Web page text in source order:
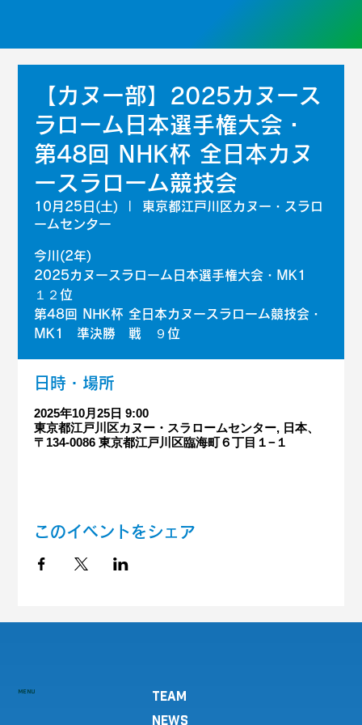
【カヌー部】2025カヌース
ラローム日本選手権大会・
第48回 NHK杯 全日本カヌ
ースラローム競技会
10月25日(土)
東京都江戸川区カヌー・スラロ
ームセンター
今川(2年)
2025カヌースラローム日本選手権大会・MK1
１２位
第48回 NHK杯 全日本カヌースラローム競技会・
MK1 準決勝 戦 ９位
日時・場所
2025年10月25日 9:00
東京都江戸川区カヌー・スラロームセンター, 日本、
〒134-0086 東京都江戸川区臨海町６丁目１−１
このイベントをシェア
MENU
TEAM
NEWS